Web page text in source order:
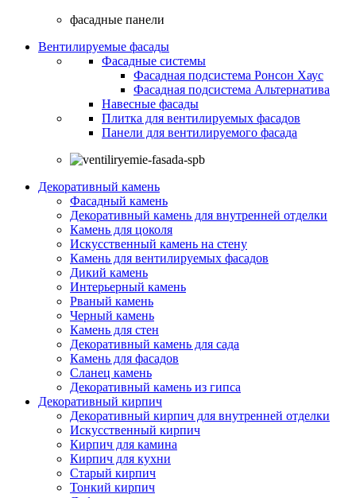
фасадные панели
Вентилируемые фасады
Фасадные системы
Фасадная подсистема Ронсон Хаус
Фасадная подсистема Альтернатива
Навесные фасады
Плитка для вентилируемых фасадов
Панели для вентилируемого фасада
Декоративный камень
Фасадный камень
Декоративный камень для внутренней отделки
Камень для цоколя
Искусственный камень на стену
Камень для вентилируемых фасадов
Дикий камень
Интерьерный камень
Рваный камень
Черный камень
Камень для стен
Декоративный камень для сада
Камень для фасадов
Сланец камень
Декоративный камень из гипса
Декоративный кирпич
Декоративный кирпич для внутренней отделки
Искусственный кирпич
Кирпич для камина
Кирпич для кухни
Старый кирпич
Тонкий кирпич